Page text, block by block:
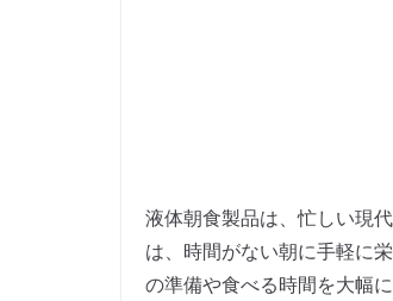
液体朝食製品は、忙しい現
は、時間がない朝に手軽に
の準備や食べる時間を大幅